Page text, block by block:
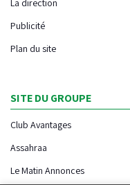
La direction
Publicité
Plan du site
SITE DU GROUPE
Club Avantages
Assahraa
Le Matin Annonces